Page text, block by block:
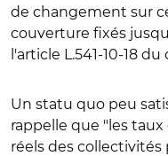
de changement sur
couverture fixés
l'article L.541-10-18
Un statu quo peu
rappelle que "les
réels des